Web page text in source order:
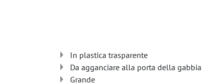
In plastica trasparente
Da agganciare alla porta della gabbia
Grande